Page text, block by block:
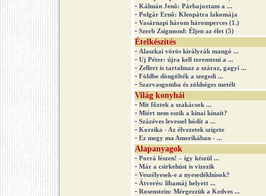
- Kálmán Jenõ: Párbajoztam a ...
- Polgár Ernõ: Kleopátra lakomája
- Vasárnapi három háromperces (1.)
- Szerb Zsigmond: Éljen az élet (5)
Ételkészítés
- Alaszkai vörös királyrák mangó ...
- Uj Péter: újra kell teremteni a ...
- Zellert is tartalmaz a száraz, gagyi ...
- Földbe döngölték a szegedi ...
- Szarvasgomba és zöldséges metélt
Világ konyhái
- Mit fõztek a szakácsok ...
- Miért nem eszik a kínai kínait?
- Százéves levessel hódít a ...
- Korzika - Az élvezetek szigete
- Ez megy ma Amerikában - ...
Alapanyagok
- Porrá lészen! – így készül ...
- Már a csirkehúst is vizezik
- Veszélyesek-e a nyesedékhúsok?
- Átverés: libamáj helyett ...
- Rosenstein: Mérgezzük a Kedves ...